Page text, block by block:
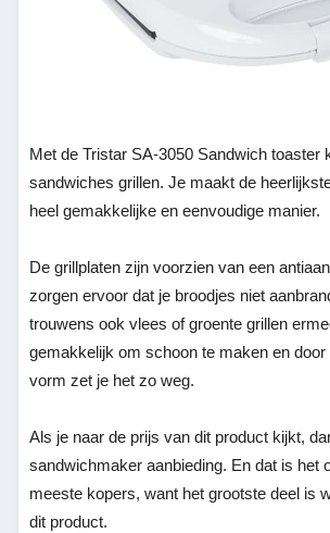
Met de Tristar SA-3050 Sandwich toaster
sandwiches grillen. Je maakt de
heel gemakkelijke en eenvoudige manier.
De grillplaten zijn voorzien van een
zorgen ervoor dat je broodjes niet
trouwens ook vlees of groente grillen
gemakkelijk om schoon te maken en
vorm zet je het zo weg.
Als je naar de prijs van dit product kijkt,
sandwichmaker aanbieding. En dat is het
meeste kopers, want het grootste deel is
dit product.